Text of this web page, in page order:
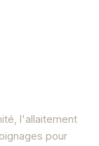
l'allaitement
pour